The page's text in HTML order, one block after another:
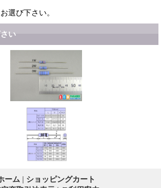
選び下さい。
い
ーム | ショッピングカート